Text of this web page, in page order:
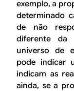
exemplo, a
determinado
de não
diferente da
universo de
pode indicar
indicam as
ainda, se a